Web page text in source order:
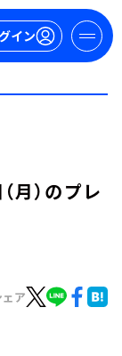
イン
月）のプレ
ア